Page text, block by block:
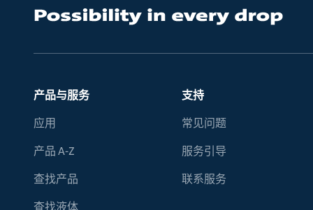
产品与服务
应用
产品 A-Z
查找产品
查找液体
支持
常见问题
服务引导
联系服务